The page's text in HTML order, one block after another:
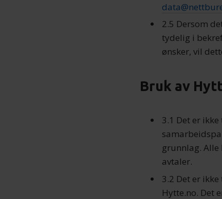
2.5 Dersom
tydelig i
ønsker, vil
Bruk av
3.1 Det er
grunnlag.
avtaler.
3.2 Det er
Hytte.no. Det